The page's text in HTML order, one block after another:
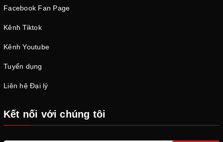
Facebook Fan Page
Kênh Tiktok
Kênh Youtube
Tuyển dụng
Liên hệ Đại lý
Kết nối với chúng tôi